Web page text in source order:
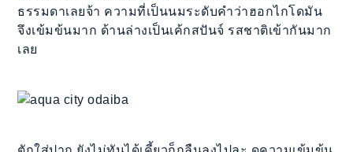
ธรรมดาเลยจ้า ความที่เป็นนมระดับคำว่าฮอกไกโดมัน
จึงเข้มข้นมาก ด้านล่างเป็นเค้กสปันจ์ รสชาติเข้ากันมาก
เลย